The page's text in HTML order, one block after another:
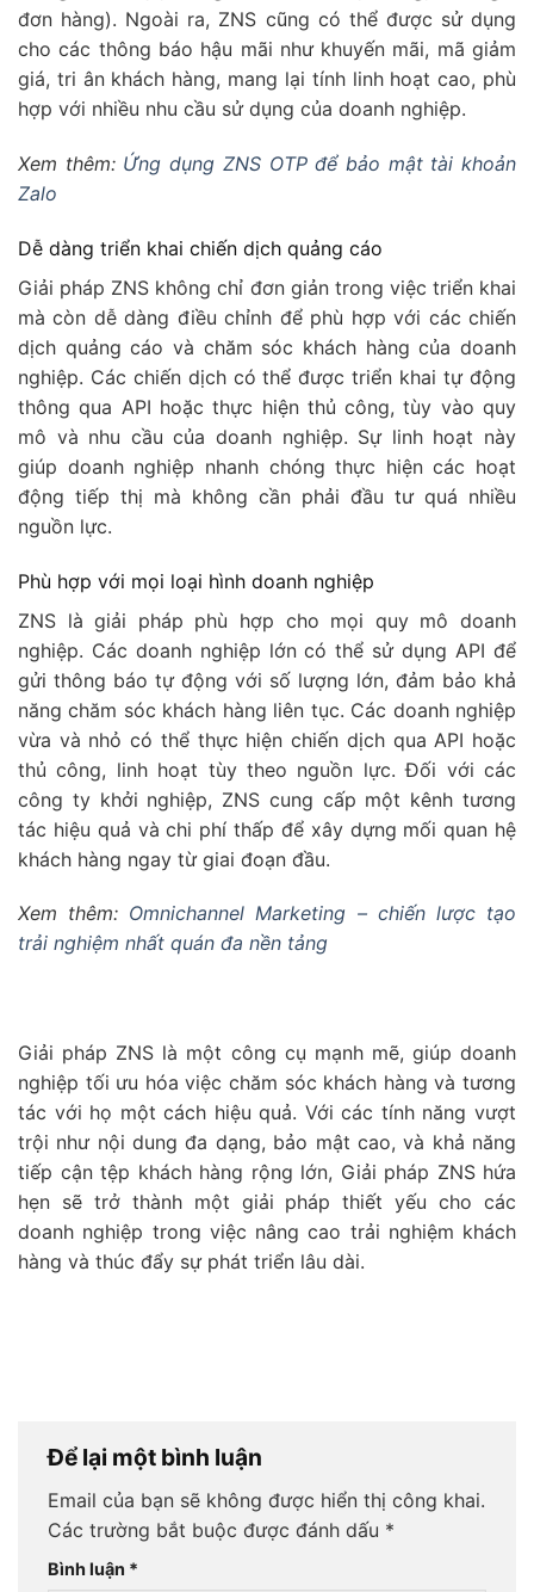
đơn hàng). Ngoài ra, ZNS cũng có thể được sử dụng
cho các thông báo hậu mãi như khuyến mãi, mã giảm
giá, tri ân khách hàng, mang lại tính linh hoạt cao, phù
hợp với nhiều nhu cầu sử dụng của doanh nghiệp.
Xem thêm: Ứng dụng ZNS OTP để bảo mật tài khoản
Zalo
Dễ dàng triển khai chiến dịch quảng cáo
Giải pháp ZNS không chỉ đơn giản trong việc triển khai
mà còn dễ dàng điều chỉnh để phù hợp với các chiến
dịch quảng cáo và chăm sóc khách hàng của doanh
nghiệp. Các chiến dịch có thể được triển khai tự động
thông qua API hoặc thực hiện thủ công, tùy vào quy
mô và nhu cầu của doanh nghiệp. Sự linh hoạt này
giúp doanh nghiệp nhanh chóng thực hiện các hoạt
động tiếp thị mà không cần phải đầu tư quá nhiều
nguồn lực.
Phù hợp với mọi loại hình doanh nghiệp
ZNS là giải pháp phù hợp cho mọi quy mô doanh
nghiệp. Các doanh nghiệp lớn có thể sử dụng API để
gửi thông báo tự động với số lượng lớn, đảm bảo khả
năng chăm sóc khách hàng liên tục. Các doanh nghiệp
vừa và nhỏ có thể thực hiện chiến dịch qua API hoặc
thủ công, linh hoạt tùy theo nguồn lực. Đối với các
công ty khởi nghiệp, ZNS cung cấp một kênh tương
tác hiệu quả và chi phí thấp để xây dựng mối quan hệ
khách hàng ngay từ giai đoạn đầu.
Xem thêm: Omnichannel Marketing – chiến lược tạo
trải nghiệm nhất quán đa nền tảng
Giải pháp ZNS là một công cụ mạnh mẽ, giúp doanh
nghiệp tối ưu hóa việc chăm sóc khách hàng và tương
tác với họ một cách hiệu quả. Với các tính năng vượt
trội như nội dung đa dạng, bảo mật cao, và khả năng
tiếp cận tệp khách hàng rộng lớn, Giải pháp ZNS hứa
hẹn sẽ trở thành một giải pháp thiết yếu cho các
doanh nghiệp trong việc nâng cao trải nghiệm khách
hàng và thúc đẩy sự phát triển lâu dài.
Để lại một bình luận
Email của bạn sẽ không được hiển thị công khai.
Các trường bắt buộc được đánh dấu *
Bình luận *